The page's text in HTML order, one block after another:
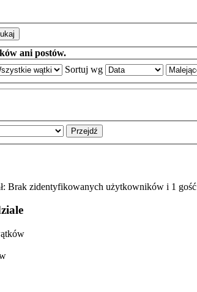
ani postów.
Sortuj wg
Brak zidentyfikowanych użytkowników i 1 gość